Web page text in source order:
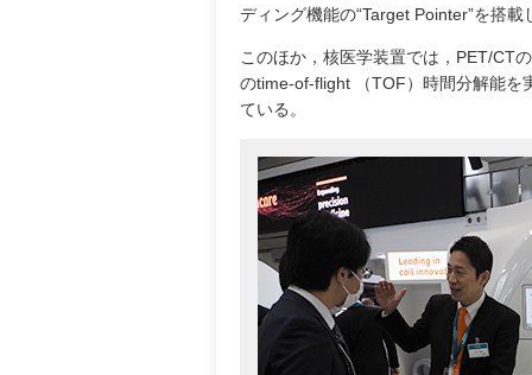
ディング機能の“Target Pointer”を搭載
このほか，核医学装置では，PET/CT
のtime-of-flight （TOF）時間分解能を
ている。